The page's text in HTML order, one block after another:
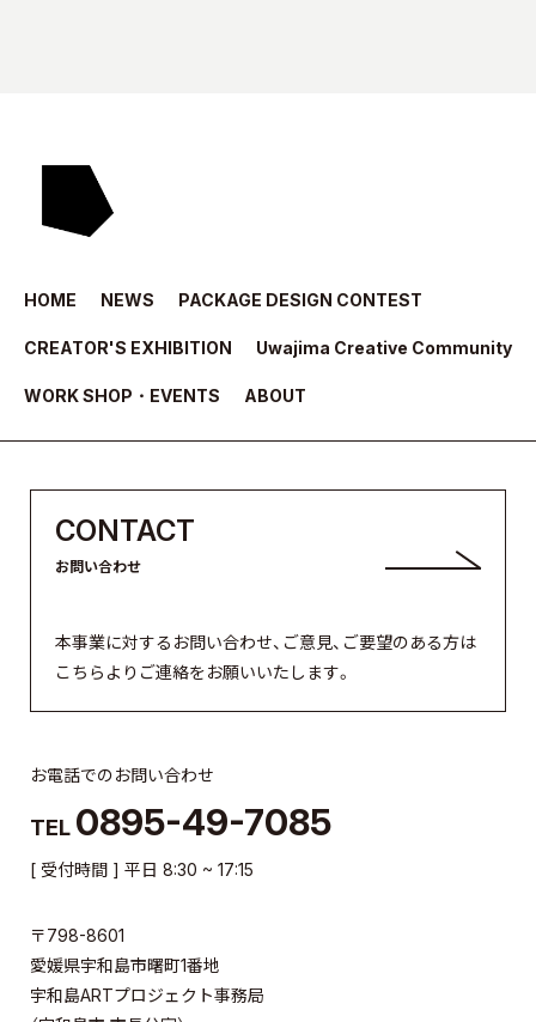
HOME NEWS PACKAGE DESIGN CONTEST
CREATOR'S EXHIBITION Uwajima Creative Community
WORK SHOP・EVENTS ABOUT
CONTACT
お問い合わせ
本事業に対するお問い合わせ、ご意見、ご要望のある方は
こちらよりご連絡をお願いいたします。
お電話でのお問い合わせ
TEL 0895-49-7085
[ 受付時間 ] 平日 8:30 ~ 17:15
〒798-8601
愛媛県宇和島市曙町1番地
宇和島ARTプロジェクト事務局